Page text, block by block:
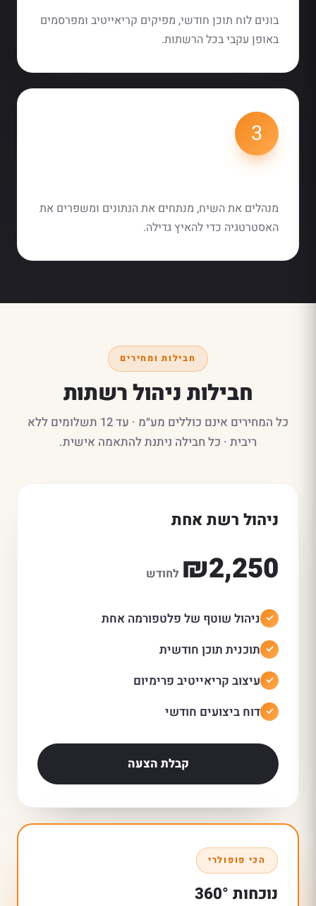
בונים לוח תוכן חודשי, מפיקים קריאייטיב ומפרסמים
באופן עקבי בכל הרשתות.
3
מנהלים את השיח, מנתחים את הנתונים ומשפרים את
האסטרטגיה כדי להאיץ גדילה.
חבילות ומחירים
חבילות ניהול רשתות
כל המחירים אינם כוללים מע״מ · עד 12 תשלומים ללא
ריבית · כל חבילה ניתנת להתאמה אישית.
ניהול רשת אחת
₪2,250 לחודש
ניהול שוטף של פלטפורמה אחת
תוכנית תוכן חודשית
עיצוב קריאייטיב פרימיום
דוח ביצועים חודשי
קבלת הצעה
הכי פופולרי
נוכחות 360°